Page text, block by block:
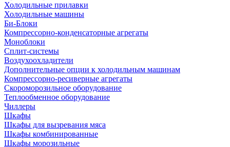
Холодильные прилавки
Холодильные машины
Би-Блоки
Компрессорно-конденсаторные агрегаты
Моноблоки
Сплит-системы
Воздухоохладители
Дополнительные опции к холодильным машинам
Компрессорно-ресиверные агрегаты
Скороморозильное оборудование
Теплообменное оборудование
Чиллеры
Шкафы
Шкафы для вызревания мяса
Шкафы комбинированные
Шкафы морозильные